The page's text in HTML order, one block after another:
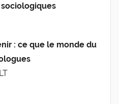
: ce que le monde du